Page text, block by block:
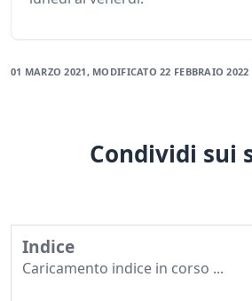
01 MARZO 2021, MODIFICATO22 FEBBRAIO 2022
Condividi sui
Indice
Caricamento indice in corso ...